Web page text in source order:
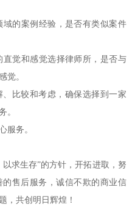
的案例经验，是否有类似案件
觉和感觉选择律师所，是否与
觉。
比较和考虑，确保选择到一家
。
服务。
求生存”的方针，开拓进取，努
售后服务，诚信不欺的商业信
，共创明日辉煌！